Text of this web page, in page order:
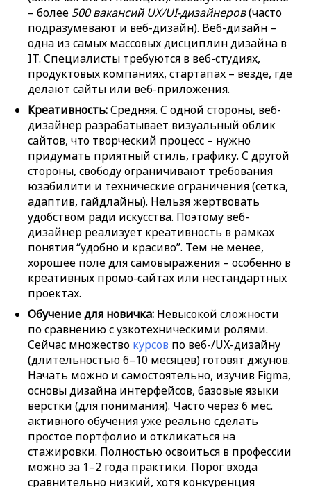
– более 500 вакансий UX/UI-дизайнеров(часто
подразумевают и веб-дизайн). Веб-дизайн –
одна из самых массовых дисциплин дизайна в
IT. Специалисты требуются в веб-студиях,
продуктовых компаниях, стартапах – везде, где
делают сайты или веб-приложения.
Креативность:Средняя. С одной стороны, веб-
дизайнер разрабатывает визуальный облик
сайтов, что творческий процесс – нужно
придумать приятный стиль, графику. С другой
стороны, свободу ограничивают требования
юзабилити и технические ограничения (сетка,
адаптив, гайдлайны). Нельзя жертвовать
удобством ради искусства. Поэтому веб-
дизайнер реализует креативность в рамках
понятия “удобно и красиво”. Тем не менее,
хорошее поле для самовыражения – особенно в
креативных промо-сайтах или нестандартных
проектах.
Обучение для новичка: Невысокой сложности
по сравнению с узкотехническими ролями.
Сейчас множество курсов по веб-/UX-дизайну
(длительностью 6–10 месяцев) готовят джунов.
Начать можно и самостоятельно, изучив Figma,
основы дизайна интерфейсов, базовые языки
верстки (для понимания). Часто через 6 мес.
активного обучения уже реально сделать
простое портфолио и откликаться на
стажировки. Полностью освоиться в профессии
можно за 1–2 года практики. Порог входа
сравнительно низкий, хотя конкуренция